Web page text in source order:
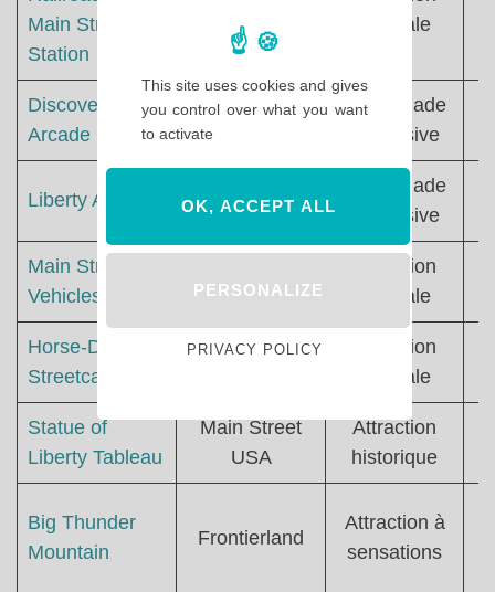
Main Street
Station
USA
familiale
Discovery
Arcade
Main Street
Promenade
immersive
Liberty Arcade
USA
Promenade
immersive
Main Street
Vehicles
USA
Attraction
familiale
Horse-Drawn
Streetcars
Main Street
Attraction
familiale
Statue of
Liberty Tableau
Main Street
USA
Attraction
historique
Big Thunder
Mountain
Frontierland
Attraction à
sensations
This site uses cookies and gives
you control over what you want
to activate
OK, ACCEPT ALL
PERSONALIZE
PRIVACY POLICY